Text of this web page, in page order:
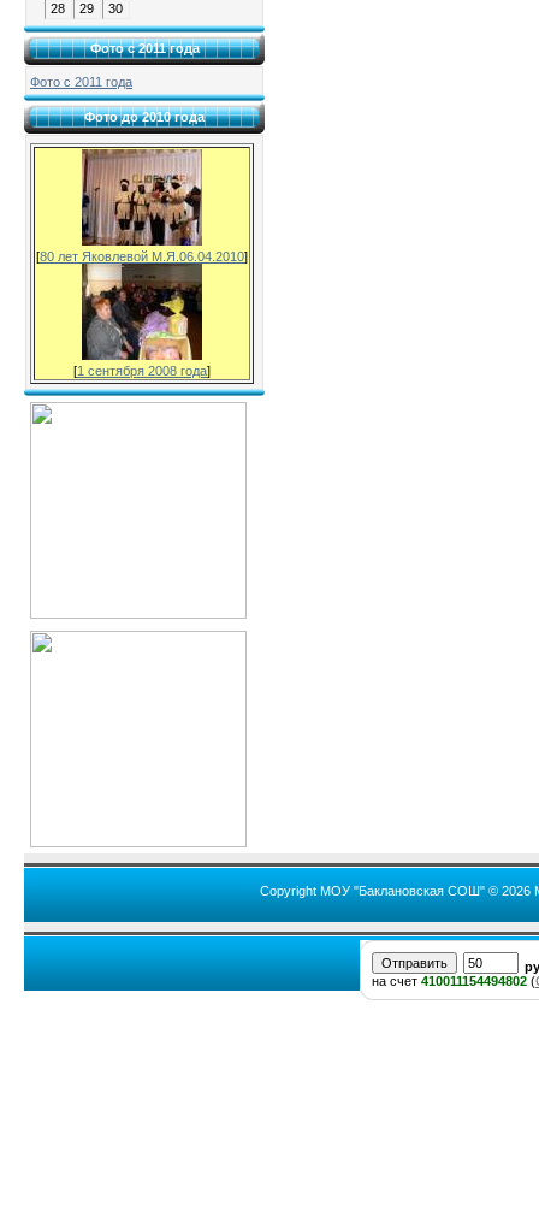
28
29 30
Фото с 2011 года
Фото с 2011 года
Фото до 2010 года
[80 лет Яковлевой М.Я.06.04.2010]
[1 сентября 2008 года]
Copyright МОУ "Баклановская СОШ" © 2026
на счет 410011154494802 (